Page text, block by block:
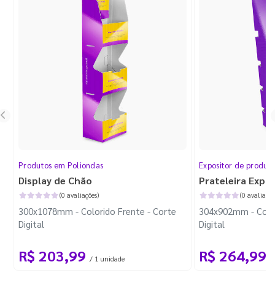
Produtos em Poliondas
Display de Chão
(0 avaliações)
300x1078mm - Colorido Frente - Corte
Digital
R$ 203,99 / 1 unidade
Expositor de
Prateleira
(0
304x902mm -
Digital
R$ 264,99